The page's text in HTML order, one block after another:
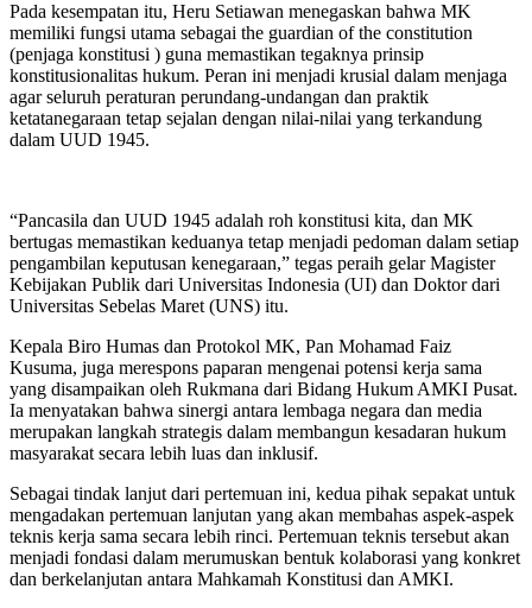
Pada kesempatan itu, Heru Setiawan menegaskan bahwa MK
memiliki fungsi utama sebagai the guardian of the constitution
(penjaga konstitusi ) guna memastikan tegaknya prinsip
konstitusionalitas hukum. Peran ini menjadi krusial dalam menjaga
agar seluruh peraturan perundang-undangan dan praktik
ketatanegaraan tetap sejalan dengan nilai-nilai yang terkandung
dalam UUD 1945.
“Pancasila dan UUD 1945 adalah roh konstitusi kita, dan MK
bertugas memastikan keduanya tetap menjadi pedoman dalam setiap
pengambilan keputusan kenegaraan,” tegas peraih gelar Magister
Kebijakan Publik dari Universitas Indonesia (UI) dan Doktor dari
Universitas Sebelas Maret (UNS) itu.
Kepala Biro Humas dan Protokol MK, Pan Mohamad Faiz
Kusuma, juga merespons paparan mengenai potensi kerja sama
yang disampaikan oleh Rukmana dari Bidang Hukum AMKI Pusat.
Ia menyatakan bahwa sinergi antara lembaga negara dan media
merupakan langkah strategis dalam membangun kesadaran hukum
masyarakat secara lebih luas dan inklusif.
Sebagai tindak lanjut dari pertemuan ini, kedua pihak sepakat untuk
mengadakan pertemuan lanjutan yang akan membahas aspek-aspek
teknis kerja sama secara lebih rinci. Pertemuan teknis tersebut akan
menjadi fondasi dalam merumuskan bentuk kolaborasi yang konkret
dan berkelanjutan antara Mahkamah Konstitusi dan AMKI.